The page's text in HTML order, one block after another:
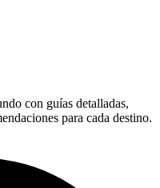
con guías detalladas,
para cada destino.